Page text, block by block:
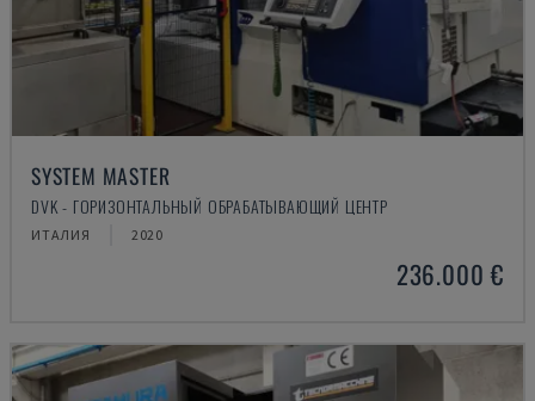
SYSTEM MASTER
DVK - ГОРИЗОНТАЛЬНЫЙ ОБРАБАТЫВАЮЩИЙ ЦЕНТР
ИТАЛИЯ 2020
236.000 €